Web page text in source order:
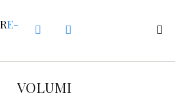
E-
VOLUMI